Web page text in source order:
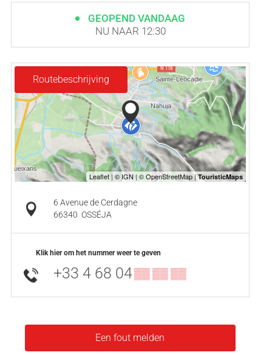
GEOPEND VANDAAG
NU NAAR 12:30
Routebeschrijving
6 Avenue de Cerdagne
66340 OSSÉJA
Klik hier om het nummer weer te geven
+33 4 68 04▒▒ ▒▒ ▒▒
Een fout melden